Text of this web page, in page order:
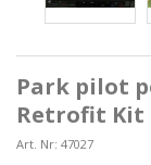
Park pilot
Retrofit Kit
Art. Nr: 47027